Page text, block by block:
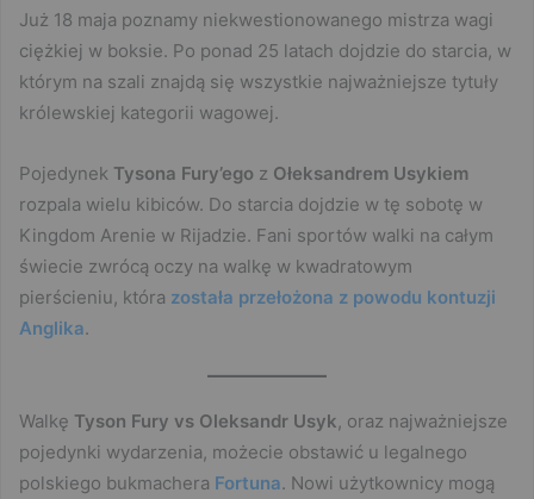
Już 18 maja poznamy niekwestionowanego mistrza wagi
ciężkiej w boksie. Po ponad 25 latach dojdzie do starcia, w
którym na szali znajdą się wszystkie najważniejsze tytuły
królewskiej kategorii wagowej.
Pojedynek Tysona Fury’ego z Ołeksandrem Usykiem
rozpala wielu kibiców. Do starcia dojdzie w tę sobotę w
Kingdom Arenie w Rijadzie. Fani sportów walki na całym
świecie zwrócą oczy na walkę w kwadratowym
pierścieniu, która została przełożona z powodu kontuzji
Anglika.
Walkę Tyson Fury vs Oleksandr Usyk, oraz najważniejsze
pojedynki wydarzenia, możecie obstawić u legalnego
polskiego bukmachera Fortuna. Nowi użytkownicy mogą